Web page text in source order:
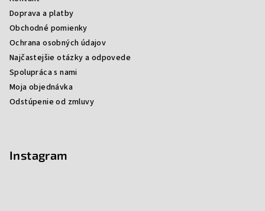
Doprava a platby
Obchodné pomienky
Ochrana osobných údajov
Najčastejšie otázky a odpovede
Spolupráca s nami
Moja objednávka
Odstúpenie od zmluvy
Instagram